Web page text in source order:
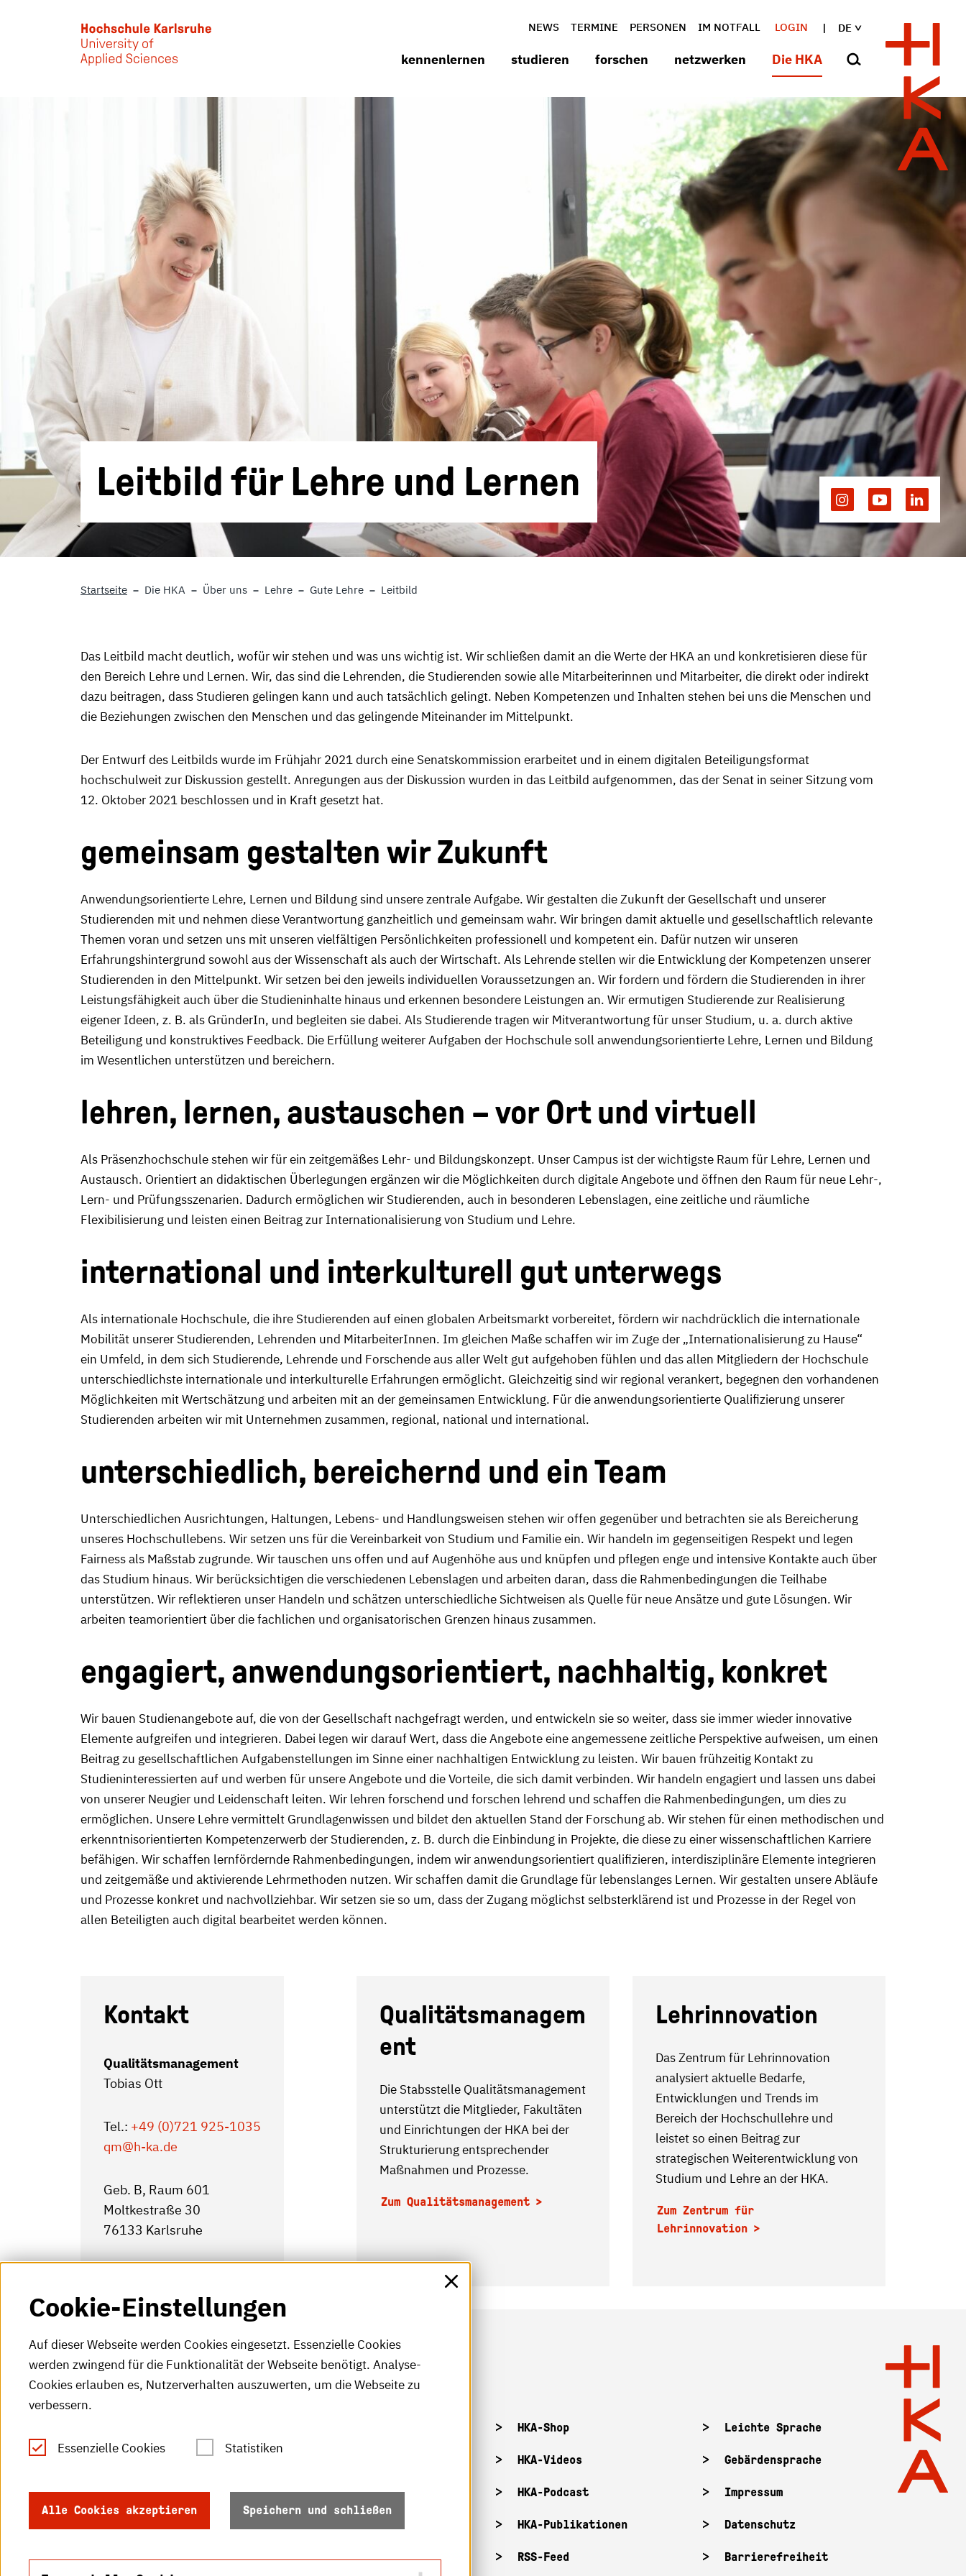
DE
NEWS TERMINE PERSONEN IM NOTFALL LOGIN
kennenlernen studieren forschen netzwerken Die HKA
Leitbild für Lehre und Lernen
Startseite Die HKA Über uns Lehre Gute Lehre Leitbild
Das Leitbild macht deutlich, wofür wir stehen und was uns wichtig ist. Wir schließen damit an die Werte der HKA an und konkretisieren diese für
den Bereich Lehre und Lernen. Wir, das sind die Lehrenden, die Studierenden sowie alle Mitarbeiterinnen und Mitarbeiter, die direkt oder indirekt
dazu beitragen, dass Studieren gelingen kann und auch tatsächlich gelingt. Neben Kompetenzen und Inhalten stehen bei uns die Menschen und
die Beziehungen zwischen den Menschen und das gelingende Miteinander im Mittelpunkt.
Der Entwurf des Leitbilds wurde im Frühjahr 2021 durch eine Senatskommission erarbeitet und in einem digitalen Beteiligungsformat
hochschulweit zur Diskussion gestellt. Anregungen aus der Diskussion wurden in das Leitbild aufgenommen, das der Senat in seiner Sitzung vom
12. Oktober 2021 beschlossen und in Kraft gesetzt hat.
gemeinsam gestalten wir Zukunft
Anwendungsorientierte Lehre, Lernen und Bildung sind unsere zentrale Aufgabe. Wir gestalten die Zukunft der Gesellschaft und unserer
Studierenden mit und nehmen diese Verantwortung ganzheitlich und gemeinsam wahr. Wir bringen damit aktuelle und gesellschaftlich relevante
Themen voran und setzen uns mit unseren vielfältigen Persönlichkeiten professionell und kompetent ein. Dafür nutzen wir unseren
Erfahrungshintergrund sowohl aus der Wissenschaft als auch der Wirtschaft. Als Lehrende stellen wir die Entwicklung der Kompetenzen unserer
Studierenden in den Mittelpunkt. Wir setzen bei den jeweils individuellen Voraussetzungen an. Wir fordern und fördern die Studierenden in ihrer
Leistungsfähigkeit auch über die Studieninhalte hinaus und erkennen besondere Leistungen an. Wir ermutigen Studierende zur Realisierung
eigener Ideen, z. B. als GründerIn, und begleiten sie dabei. Als Studierende tragen wir Mitverantwortung für unser Studium, u. a. durch aktive
Beteiligung und konstruktives Feedback. Die Erfüllung weiterer Aufgaben der Hochschule soll anwendungsorientierte Lehre, Lernen und Bildung
im Wesentlichen unterstützen und bereichern.
lehren, lernen, austauschen – vor Ort und virtuell
Als Präsenzhochschule stehen wir für ein zeitgemäßes Lehr- und Bildungskonzept. Unser Campus ist der wichtigste Raum für Lehre, Lernen und
Austausch. Orientiert an didaktischen Überlegungen ergänzen wir die Möglichkeiten durch digitale Angebote und öffnen den Raum für neue Lehr-,
Lern- und Prüfungsszenarien. Dadurch ermöglichen wir Studierenden, auch in besonderen Lebenslagen, eine zeitliche und räumliche
Flexibilisierung und leisten einen Beitrag zur Internationalisierung von Studium und Lehre.
international und interkulturell gut unterwegs
Als internationale Hochschule, die ihre Studierenden auf einen globalen Arbeitsmarkt vorbereitet, fördern wir nachdrücklich die internationale
Mobilität unserer Studierenden, Lehrenden und MitarbeiterInnen. Im gleichen Maße schaffen wir im Zuge der „Internationalisierung zu Hause“
ein Umfeld, in dem sich Studierende, Lehrende und Forschende aus aller Welt gut aufgehoben fühlen und das allen Mitgliedern der Hochschule
unterschiedlichste internationale und interkulturelle Erfahrungen ermöglicht. Gleichzeitig sind wir regional verankert, begegnen den vorhandenen
Möglichkeiten mit Wertschätzung und arbeiten mit an der gemeinsamen Entwicklung. Für die anwendungsorientierte Qualifizierung unserer
Studierenden arbeiten wir mit Unternehmen zusammen, regional, national und international.
unterschiedlich, bereichernd und ein Team
Unterschiedlichen Ausrichtungen, Haltungen, Lebens- und Handlungsweisen stehen wir offen gegenüber und betrachten sie als Bereicherung
unseres Hochschullebens. Wir setzen uns für die Vereinbarkeit von Studium und Familie ein. Wir handeln im gegenseitigen Respekt und legen
Fairness als Maßstab zugrunde. Wir tauschen uns offen und auf Augenhöhe aus und knüpfen und pflegen enge und intensive Kontakte auch über
das Studium hinaus. Wir berücksichtigen die verschiedenen Lebenslagen und arbeiten daran, dass die Rahmenbedingungen die Teilhabe
unterstützen. Wir reflektieren unser Handeln und schätzen unterschiedliche Sichtweisen als Quelle für neue Ansätze und gute Lösungen. Wir
arbeiten teamorientiert über die fachlichen und organisatorischen Grenzen hinaus zusammen.
engagiert, anwendungsorientiert, nachhaltig, konkret
Wir bauen Studienangebote auf, die von der Gesellschaft nachgefragt werden, und entwickeln sie so weiter, dass sie immer wieder innovative
Elemente aufgreifen und integrieren. Dabei legen wir darauf Wert, dass die Angebote eine angemessene zeitliche Perspektive aufweisen, um einen
Beitrag zu gesellschaftlichen Aufgabenstellungen im Sinne einer nachhaltigen Entwicklung zu leisten. Wir bauen frühzeitig Kontakt zu
Studieninteressierten auf und werben für unsere Angebote und die Vorteile, die sich damit verbinden. Wir handeln engagiert und lassen uns dabei
von unserer Neugier und Leidenschaft leiten. Wir lehren forschend und forschen lehrend und schaffen die Rahmenbedingungen, um dies zu
ermöglichen. Unsere Lehre vermittelt Grundlagenwissen und bildet den aktuellen Stand der Forschung ab. Wir stehen für einen methodischen und
erkenntnisorientierten Kompetenzerwerb der Studierenden, z. B. durch die Einbindung in Projekte, die diese zu einer wissenschaftlichen Karriere
befähigen. Wir schaffen lernfördernde Rahmenbedingungen, indem wir anwendungsorientiert qualifizieren, interdisziplinäre Elemente integrieren
und zeitgemäße und aktivierende Lehrmethoden nutzen. Wir schaffen damit die Grundlage für lebenslanges Lernen. Wir gestalten unsere Abläufe
und Prozesse konkret und nachvollziehbar. Wir setzen sie so um, dass der Zugang möglichst selbsterklärend ist und Prozesse in der Regel von
allen Beteiligten auch digital bearbeitet werden können.
Kontakt
Qualitätsmanagement
Tobias Ott
Tel.: +49 (0)721 925-1035
qm@h-ka.de
Geb. B, Raum 601
Moltkestraße 30
76133 Karlsruhe
Qualitätsmanagem
ent
Die Stabsstelle Qualitätsmanagement
unterstützt die Mitglieder, Fakultäten
und Einrichtungen der HKA bei der
Strukturierung entsprechender
Maßnahmen und Prozesse.
Zum Qualitätsmanagement
Lehrinnovation
Das Zentrum für Lehrinnovation
analysiert aktuelle Bedarfe,
Entwicklungen und Trends im
Bereich der Hochschullehre und
leistet so einen Beitrag zur
strategischen Weiterentwicklung von
Studium und Lehre an der HKA.
Zum Zentrum für
Lehrinnovation
Fax: +49 (0)721 925-2000
Postfach 2440
76012 Karlsruhe
Öffnungszeiten
Security
HKA-Shop
HKA-Videos
HKA-Podcast
HKA-Publikationen
RSS-Feed
Leichte Sprache
Gebärdensprache
Impressum
Datenschutz
Barrierefreiheit
Cookie-Einstellungen
Auf dieser Webseite werden Cookies eingesetzt. Essenzielle Cookies
werden zwingend für die Funktionalität der Webseite benötigt. Analyse-
Cookies erlauben es, Nutzerverhalten auszuwerten, um die Webseite zu
verbessern.
Essenzielle Cookies Statistiken
Alle Cookies akzeptieren Speichern und schließen